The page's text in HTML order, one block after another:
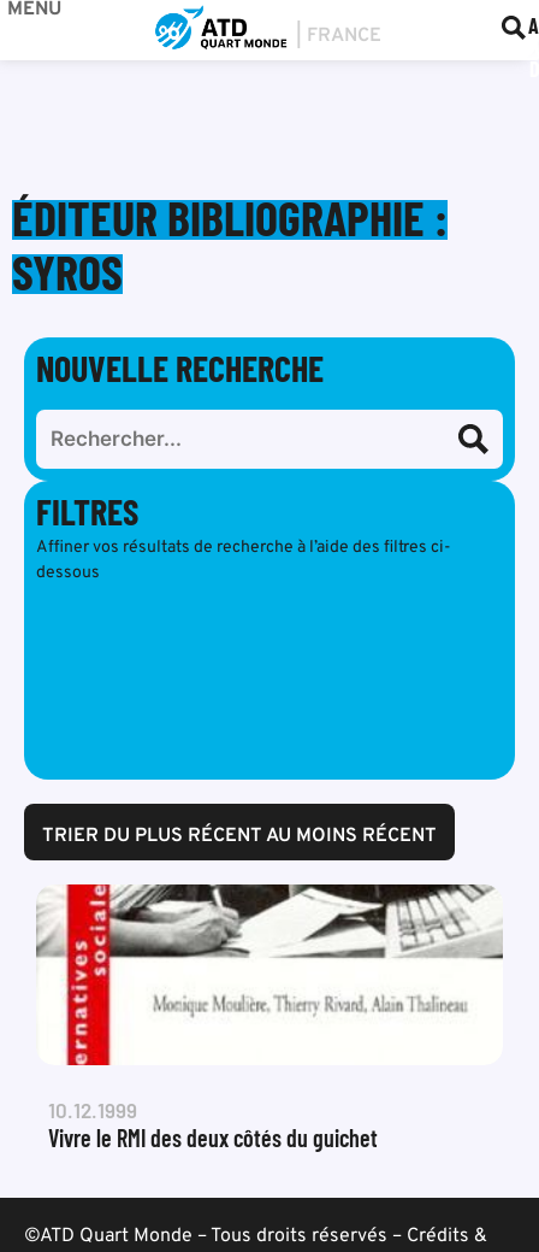
MENU
ÉDITEUR BIBLIOGRAPHIE :
SYROS
NOUVELLE RECHERCHE
FILTRES
Affiner vos résultats de recherche à l’aide des filtres ci-
dessous
TRIER DU PLUS RÉCENT AU MOINS RÉCENT
10.12.1999
Vivre le RMI des deux côtés du guichet
©ATD Quart Monde – Tous droits réservés – Crédits &